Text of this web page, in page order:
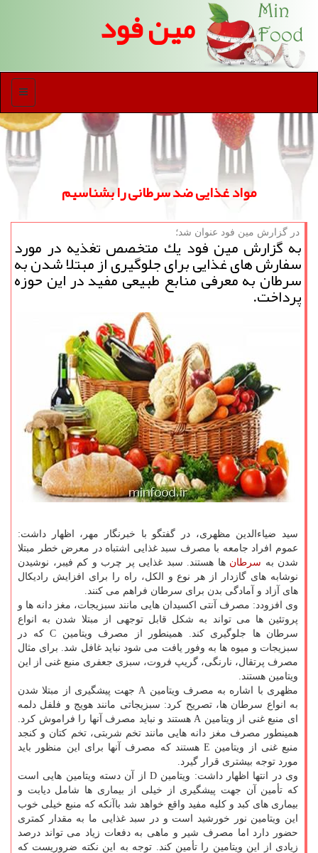
مین فود
منو
مواد غذایی ضد سرطانی را بشناسیم
در گزارش مین فود عنوان شد؛
به گزارش مین فود یك متخصص تغذیه در مورد
سفارش های غذایی برای جلوگیری از مبتلا شدن به
سرطان به معرفی منابع طبیعی مفید در این حوزه
پرداخت.
سید ضیاءالدین مظهری، در گفتگو با خبرنگار مهر، اظهار داشت:
عموم افراد جامعه با مصرف سبد غذایی اشتباه در معرض خطر مبتلا
شدن به سرطان ها هستند. سبد غذایی پر چرب و کم فیبر، نوشیدن
نوشابه های گازدار از هر نوع و الکل، راه را برای افزایش رادیکال
های آزاد و آمادگی بدن برای سرطان فراهم می کنند.
وی افزودد: مصرف آنتی اکسیدان هایی مانند سبزیجات، مغز دانه ها و
پروتئین ها می تواند به شکل قابل توجهی از مبتلا شدن به انواع
سرطان ها جلوگیری کند. همینطور از مصرف ویتامین C که در
سبزیجات و میوه ها به وفور یافت می شود نباید غافل شد. برای مثال
مصرف پرتقال، نارنگی، گریپ فروت، سبزی جعفری منبع غنی از این
ویتامین هستند.
مظهری با اشاره به مصرف ویتامین A جهت پیشگیری از مبتلا شدن
به انواع سرطان ها، تصریح کرد: سبزیجاتی مانند هویج و فلفل دلمه
ای منبع غنی از ویتامین A هستند و نباید مصرف آنها را فراموش کرد.
همینطور مصرف مغز دانه هایی مانند تخم شربتی، تخم کتان و کنجد
منبع غنی از ویتامین E هستند که مصرف آنها برای این منظور باید
مورد توجه بیشتری قرار گیرد.
وی در انتها اظهار داشت: ویتامین D از آن دسته ویتامین هایی است
که تأمین آن جهت پیشگیری از خیلی از بیماری ها شامل دیابت و
بیماری های کبد و کلیه مفید واقع خواهد شد باآنکه که منبع خیلی خوب
این ویتامین نور خورشید است و در سبد غذایی ما به مقدار کمتری
حضور دارد اما مصرف شیر و ماهی به دفعات زیاد می تواند درصد
زیادی از این ویتامین را تأمین کند. توجه به این نکته ضروریست که